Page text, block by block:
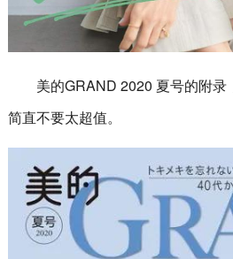
美的GRAND 2020 夏号的附录
简直不要太超值。